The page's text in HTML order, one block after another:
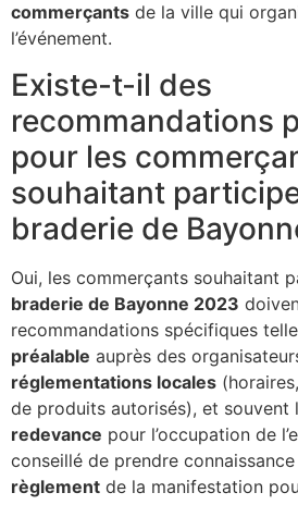
commerçants de la ville qui
l’événement.
Existe-t-il des
recommandations
pour les
souhaitant
braderie de
Oui, les commerçants souhaitant
braderie de Bayonne 2023
recommandations spécifiques
préalable auprès des
réglementations locales
de produits autorisés), et souvent
redevance pour l’occupation de
conseillé de prendre
règlement de la manifestation